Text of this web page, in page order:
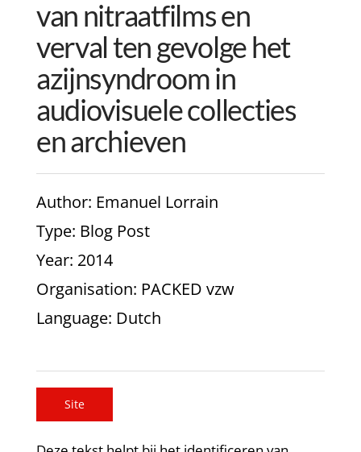
van nitraatfilms en
verval ten gevolge het
azijnsyndroom in
audiovisuele collecties
en archieven
Author: Emanuel Lorrain
Type: Blog Post
Year: 2014
Organisation: PACKED vzw
Language: Dutch
Site